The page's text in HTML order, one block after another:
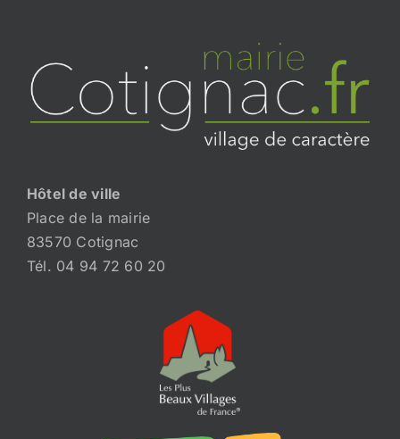
Hôtel de ville
Place de la mairie
83570 Cotignac
Tél. 04 94 72 60 20